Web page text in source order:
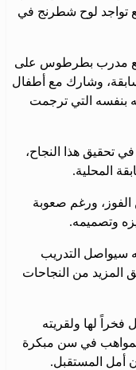
تواجد لوح شطرنج في
مع مدرب بطرطوس على
وشارك مع أطفال
بنفسه التي ترجمت
تحقيق هذا النجاح،
المحلية.
الفوز، ورغم صعوبة
وتصميمه.
سيواصل التدريب
المزيد من النجاحات
فخراً لها ولقريته
في سن مبكرة
أمل المستقبل.